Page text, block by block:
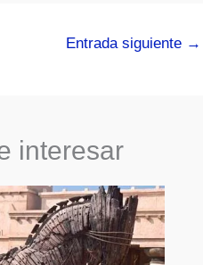
Entrada siguiente →
interesar